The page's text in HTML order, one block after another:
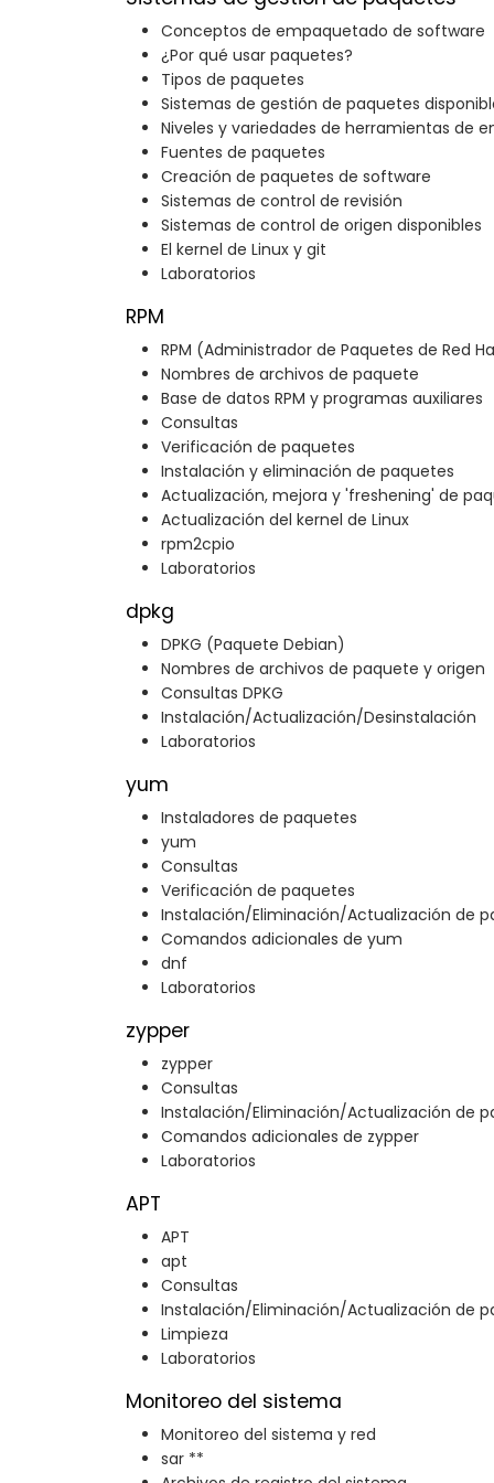
Conceptos de empaquetado de software
¿Por qué usar paquetes?
Tipos de paquetes
Sistemas de gestión de paquetes
Niveles y variedades de herramientas de
Fuentes de paquetes
Creación de paquetes de software
Sistemas de control de revisión
Sistemas de control de origen disponibles
El kernel de Linux y git
Laboratorios
RPM
RPM (Administrador de Paquetes de Red
Nombres de archivos de paquete
Base de datos RPM y programas auxiliares
Consultas
Verificación de paquetes
Instalación y eliminación de paquetes
Actualización, mejora y 'freshening' de
Actualización del kernel de Linux
rpm2cpio
Laboratorios
dpkg
DPKG (Paquete Debian)
Nombres de archivos de paquete y origen
Consultas DPKG
Instalación/Actualización/Desinstalación
Laboratorios
yum
Instaladores de paquetes
yum
Consultas
Verificación de paquetes
Instalación/Eliminación/Actualización de
Comandos adicionales de yum
dnf
Laboratorios
zypper
zypper
Consultas
Instalación/Eliminación/Actualización de
Comandos adicionales de zypper
Laboratorios
APT
APT
apt
Consultas
Instalación/Eliminación/Actualización de
Limpieza
Laboratorios
Monitoreo del sistema
Monitoreo del sistema y red
sar **